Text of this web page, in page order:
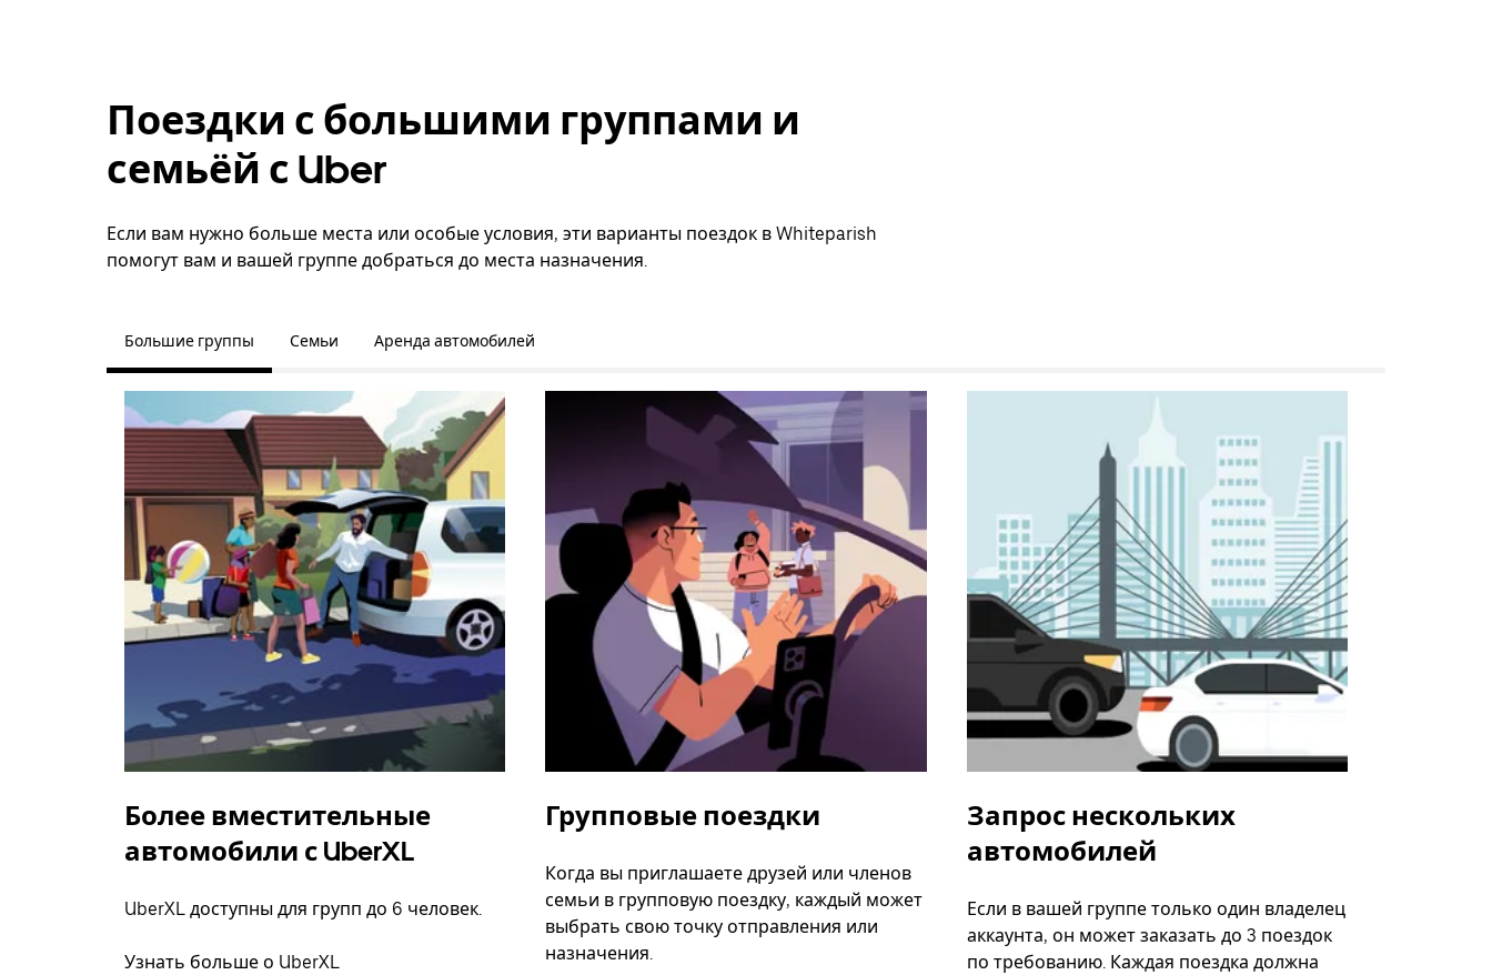
Поездки с большими группами и
семьёй с Uber
Если вам нужно больше места или особые условия, эти варианты поездок в Whiteparish
помогут вам и вашей группе добраться до места назначения.
Большие группы Семьи Аренда автомобилей
Более вместительные
автомобили с UberXL
UberXL доступны для групп до 6 человек.
Узнать больше о UberXL
Групповые поездки
Когда вы приглашаете друзей или членов
семьи в групповую поездку, каждый может
выбрать свою точку отправления или
назначения.
Запрос нескольких
автомобилей
Если в вашей группе только один владелец
аккаунта, он может заказать до 3 поездок
по требованию. Каждая поездка должна